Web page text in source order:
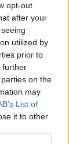
opt-out
after your
utilized by
prior to
further
on the
may
List of
it to other
régen is
áll vagy
A
volt,
is sokat